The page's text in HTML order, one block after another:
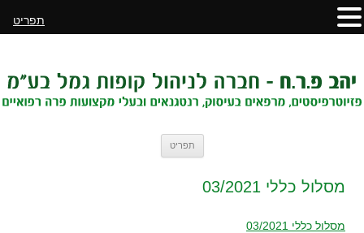
תפריט
מסלול כללי 03/2021
מסלול כללי 03/2021
תפריט